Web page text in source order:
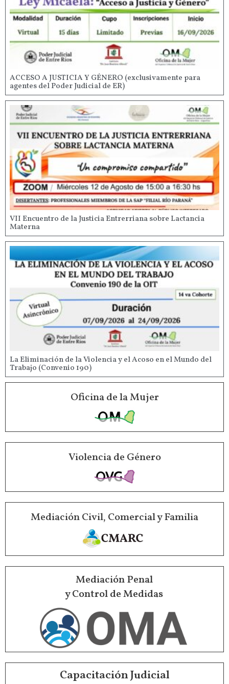
ACCESO A JUSTICIA Y GÉNERO (exclusivamente para
agentes del Poder Judicial de ER)
VII Encuentro de la Justicia Entrerriana sobre Lactancia
Materna
La Eliminación de la Violencia y el Acoso en el Mundo del
Trabajo (Convenio 190)
Oficina de la Mujer
Violencia de Género
Mediación Civil, Comercial y Familia
Mediación Penal
y Control de Medidas
Capacitación Judicial